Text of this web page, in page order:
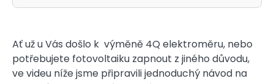
Ať už u Vás došlo k výměně 4Q elektroměru, nebo
potřebujete fotovoltaiku zapnout z jiného důvodu,
ve videu níže jsme připravili jednoduchý návod na